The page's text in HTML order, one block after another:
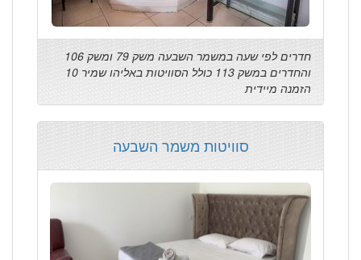
חדרים לפי שעה במשמר השבעה משק 79 ומשק 106
והחדרים במשק 113 כולל הסוויטות באליהו שמיר 10
הזמנה מיידית
סוויטות משמר השבעה